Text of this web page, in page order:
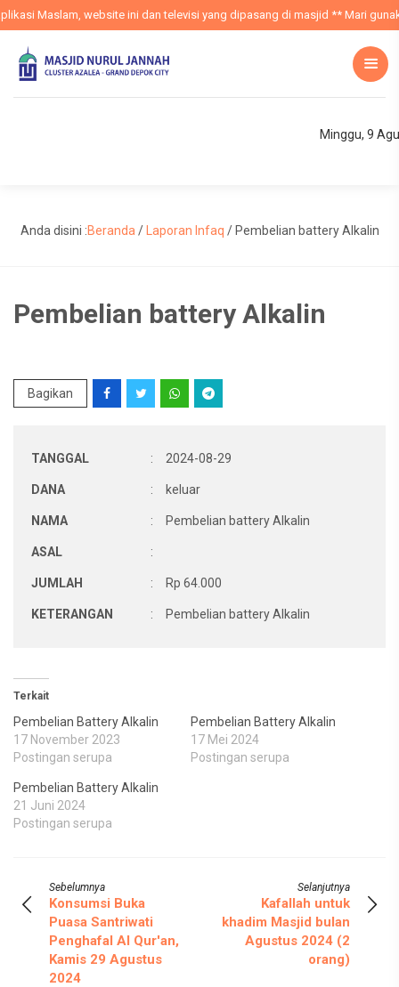
Maslam, website ini dan televisi yang dipasang di masjid ** Mari
Minggu, 9
Anda disini :Beranda / Laporan Infaq / Pembelian battery Alkalin
Pembelian battery Alkalin
Bagikan
TANGGAL : 2024-08-29
DANA : keluar
NAMA : Pembelian battery Alkalin
ASAL :
JUMLAH : Rp 64.000
KETERANGAN : Pembelian battery Alkalin
Terkait
Pembelian Battery Alkalin
17 November 2023
Postingan serupa
Pembelian Battery Alkalin
17 Mei 2024
Postingan serupa
Pembelian Battery Alkalin
21 Juni 2024
Postingan serupa
Sebelumnya
Konsumsi Buka
Puasa Santriwati
Penghafal Al Qur'an,
Kamis 29 Agustus
2024
Selanjutnya
Kafallah untuk
khadim Masjid bulan
Agustus 2024 (2
orang)